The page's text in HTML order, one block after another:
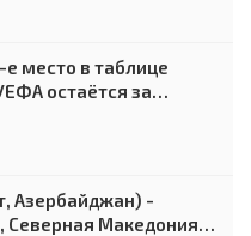
е место в таблице
остаётся за
Азербайджан) -
Северная Македония) -